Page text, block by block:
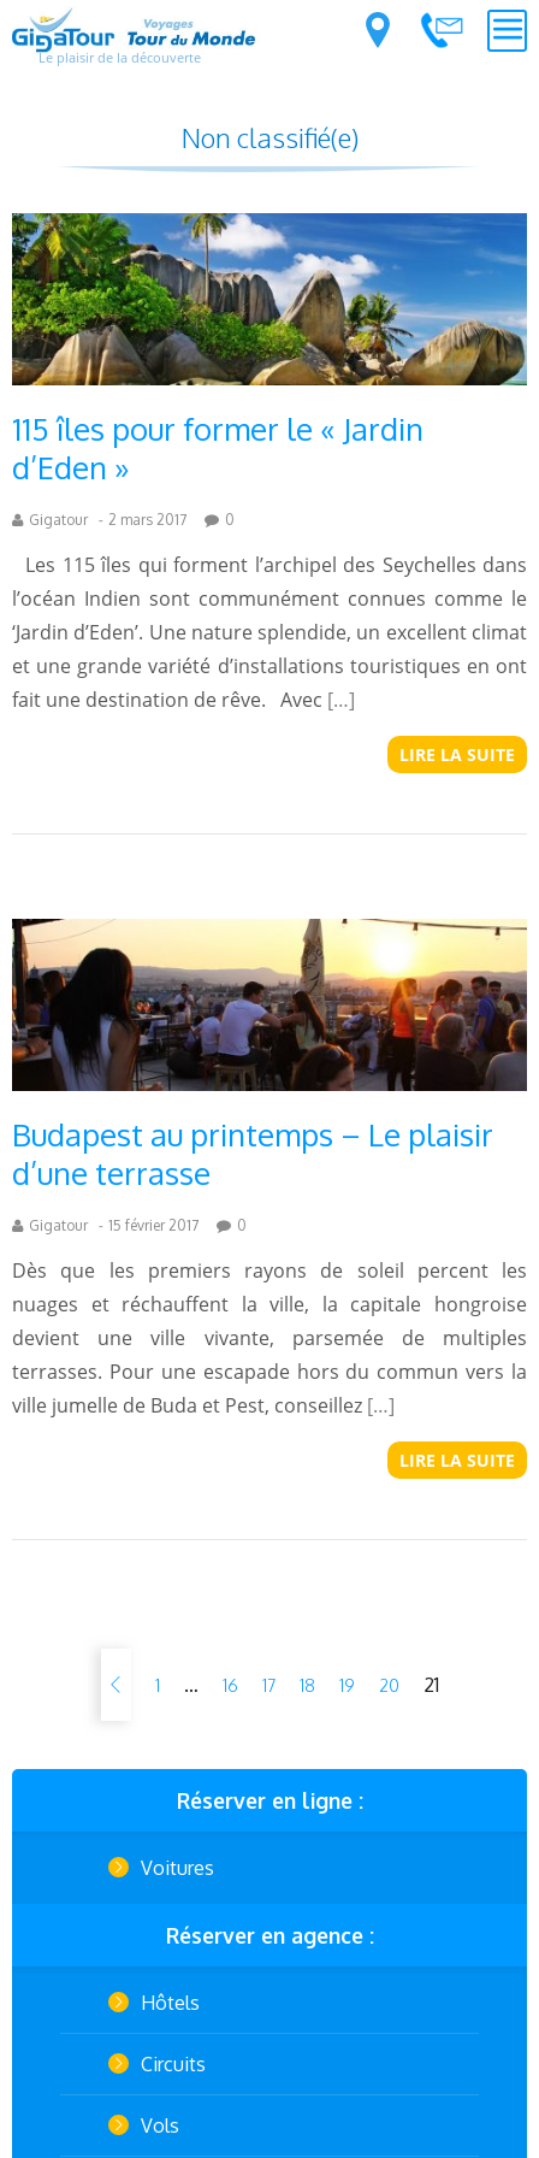
Le plaisir de la découverte
Non classifié(e)
Réserver en ligne :
Voitures
Réserver en agence :
Hôtels
Circuits
Vols
115 îles pour former le « Jardin
d’Eden »
Gigatour - 2 mars 2017 0
Les 115 îles qui forment l’archipel des Seychelles dans
l’océan Indien sont communément connues comme le
‘Jardin d’Eden’. Une nature splendide, un excellent climat
et une grande variété d’installations touristiques en ont
fait une destination de rêve. Avec […]
LIRE LA SUITE
Budapest au printemps – Le plaisir
d’une terrasse
Gigatour - 15 février 2017 0
Dès que les premiers rayons de soleil percent les
nuages et réchauffent la ville, la capitale hongroise
devient une ville vivante, parsemée de multiples
terrasses. Pour une escapade hors du commun vers la
ville jumelle de Buda et Pest, conseillez […]
LIRE LA SUITE
1 … 16 17 18 19 20 21